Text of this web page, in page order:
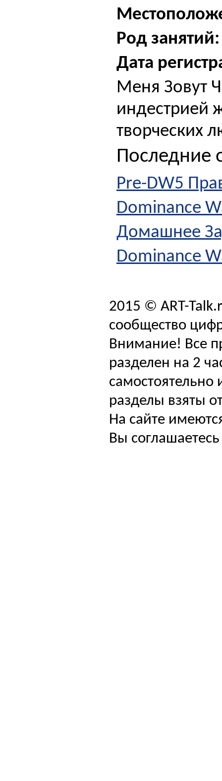
Род занятий:
Дата
Меня Зовут
индестрией
творческих
Последние
Pre-DW5
Dominance
Домашнее
Dominance
2015 © ART-
сообщество
Внимание! Все
разделен на 2
самостоятельно
разделы взяты
На сайте
Вы